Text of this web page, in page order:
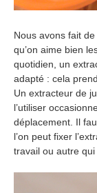
Nous avons fait
qu’on aime bien
quotidien, un
adapté : cela
Un extracteur de
l’utiliser
déplacement. Il
l’on peut fixer
travail ou autre qui